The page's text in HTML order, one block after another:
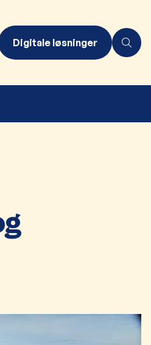
Digitale løsninger